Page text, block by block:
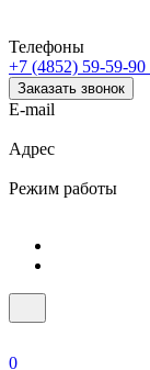
Телефоны
+7 (4852) 59-59-90
Заказать звонок
E-mail
Адрес
Режим работы
0